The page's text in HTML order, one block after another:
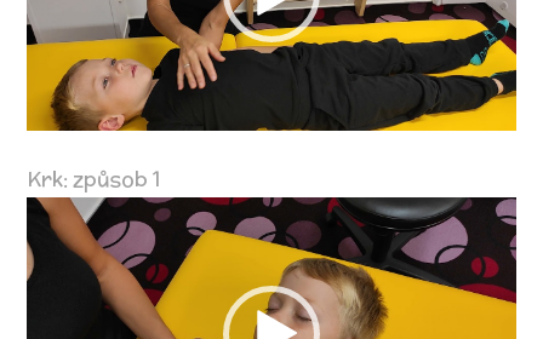
Krk: způsob 1
Video
přehrávač